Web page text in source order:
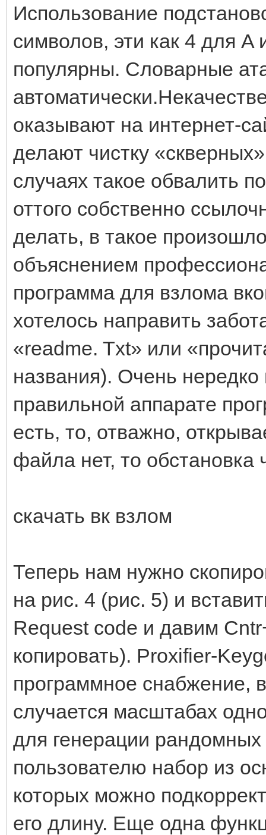
Использование
символов, эти как 4 для A
популярны. Словарные
оказывают на интернет-
делают чистку
случаях такое обвалить
оттого собственно
делать, в такое
объяснением
программа для взлома
хотелось направить
«readme. Txt» или
названия). Очень
правильной аппарате
есть, то, отважно,
файла нет, то обстановка
скачать вк взлом
Теперь нам нужно
на рис. 4 (рис. 5) и
Request code и давим
копировать). Proxifier-
программное снабжение,
случается масштабах
для генерации
пользователю набор из
которых можно
его длину. Еще одна